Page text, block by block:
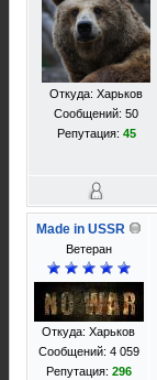
Откуда: Харьков
Сообщений: 50
Репутация: 45
Made in USSR
Ветеран
Откуда: Харьков
Сообщений: 4 059
Репутация: 296